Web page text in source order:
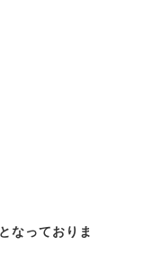
なっておりま